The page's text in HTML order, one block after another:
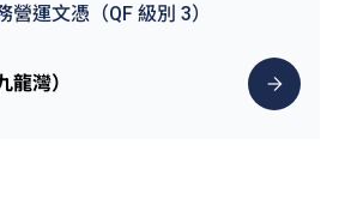
運文憑（QF 級別 3）
灣）